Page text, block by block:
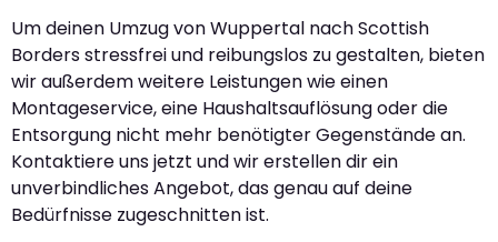
Um deinen Umzug von Wuppertal nach Scottish
Borders stressfrei und reibungslos zu gestalten, bieten
wir außerdem weitere Leistungen wie einen
Montageservice, eine Haushaltsauflösung oder die
Entsorgung nicht mehr benötigter Gegenstände an.
Kontaktiere uns jetzt und wir erstellen dir ein
unverbindliches Angebot, das genau auf deine
Bedürfnisse zugeschnitten ist.